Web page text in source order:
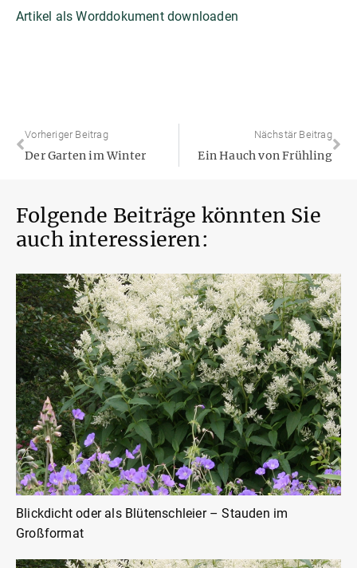
Artikel als Worddokument downloaden
Vorheriger Beitrag
Der Garten im Winter
Nächstär Beitrag
Ein Hauch von Frühling
Folgende Beiträge könnten Sie
auch interessieren:
Blickdicht oder als Blütenschleier – Stauden im
Großformat